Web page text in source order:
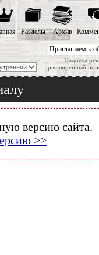
Приглашаем к
Надоела
расширенный
Разделы Архив
версию сайта.
>>